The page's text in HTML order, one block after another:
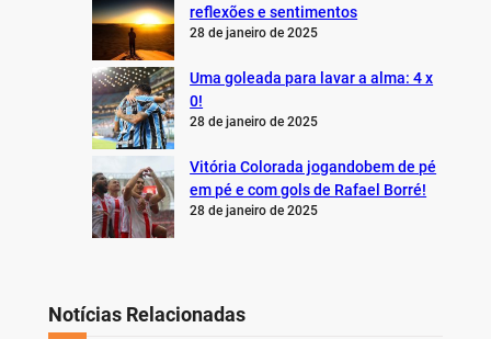
reflexões e sentimentos
28 de janeiro de 2025
Uma goleada para lavar a alma: 4 x
0!
28 de janeiro de 2025
Vitória Colorada jogandobem de pé
em pé e com gols de Rafael Borré!
28 de janeiro de 2025
Notícias Relacionadas